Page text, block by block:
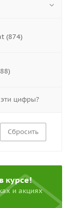
(874)
)
цифры?
Сбросить
курсе!
и акциях